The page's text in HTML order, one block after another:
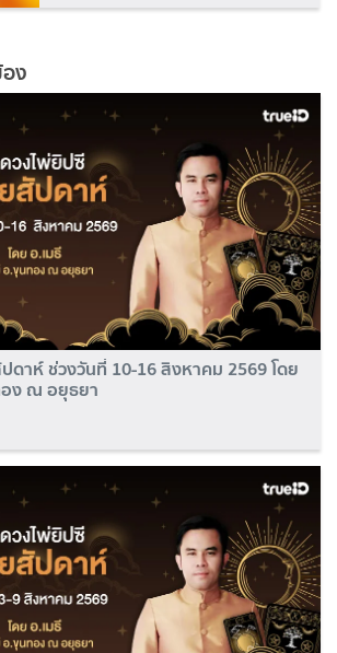
ง
ดาห์ ช่วงวันที่ 10-16 สิงหาคม 2569 โดย
ง ณ อยุธยา